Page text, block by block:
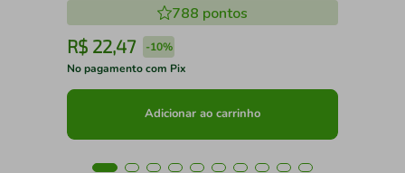
788 pontos
R$ 22,47 -10%
No pagamento com Pix
Adicionar ao carrinho